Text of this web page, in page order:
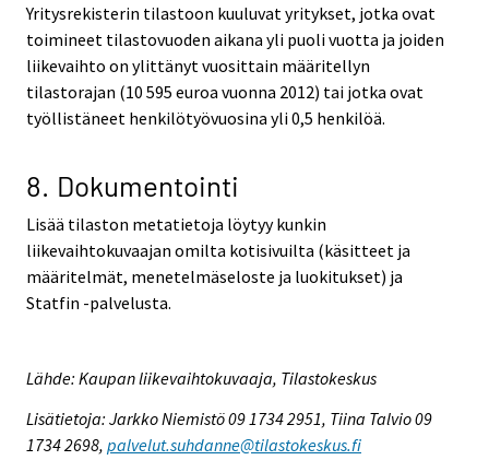
Yritysrekisterin tilastoon kuuluvat yritykset, jotka ovat
toimineet tilastovuoden aikana yli puoli vuotta ja joiden
liikevaihto on ylittänyt vuosittain määritellyn
tilastorajan (10 595 euroa vuonna 2012) tai jotka ovat
työllistäneet henkilötyövuosina yli 0,5 henkilöä.
8. Dokumentointi
Lisää tilaston metatietoja löytyy kunkin
liikevaihtokuvaajan omilta kotisivuilta (käsitteet ja
määritelmät, menetelmäseloste ja luokitukset) ja
Statfin -palvelusta.
Lähde: Kaupan liikevaihtokuvaaja, Tilastokeskus
Lisätietoja: Jarkko Niemistö 09 1734 2951, Tiina Talvio 09
1734 2698, palvelut.suhdanne@tilastokeskus.fi